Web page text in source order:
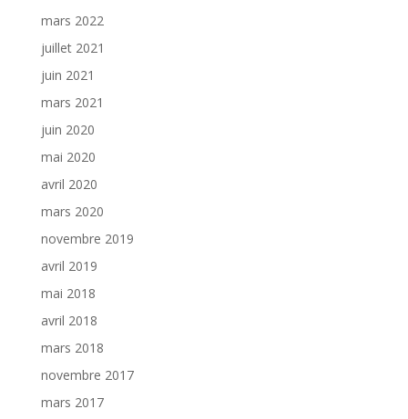
mars 2022
juillet 2021
juin 2021
mars 2021
juin 2020
mai 2020
avril 2020
mars 2020
novembre 2019
avril 2019
mai 2018
avril 2018
mars 2018
novembre 2017
mars 2017